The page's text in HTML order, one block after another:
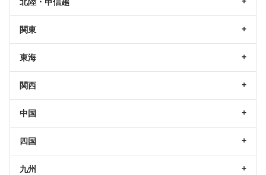
北陸・甲信越
関東
東海
関西
中国
四国
九州